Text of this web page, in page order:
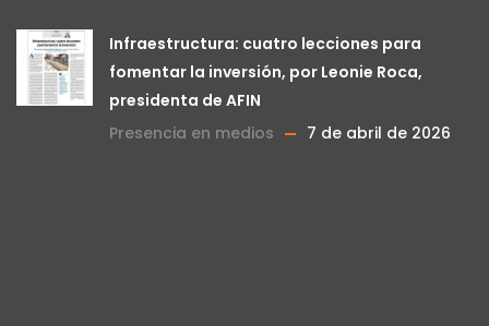
Infraestructura: cuatro lecciones para
fomentar la inversión, por Leonie Roca,
presidenta de AFIN
Presencia en medios
7 de abril de 2026